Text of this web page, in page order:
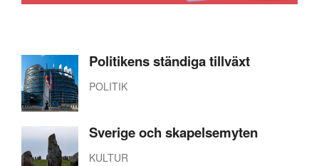
Politikens ständiga tillväxt
POLITIK
Sverige och skapelsemyten
KULTUR